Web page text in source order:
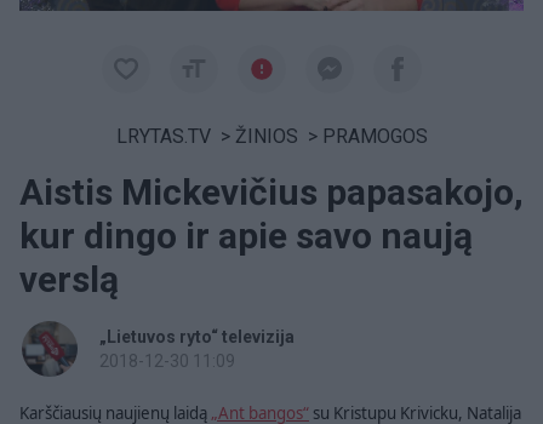
LRYTAS.TV > ŽINIOS > PRAMOGOS
Aistis Mickevičius papasakojo,
kur dingo ir apie savo naują
verslą
„Lietuvos ryto“ televizija
2018-12-30 11:09
Karščiausių naujienų laidą „Ant bangos“ su Kristupu Krivicku, Natalija